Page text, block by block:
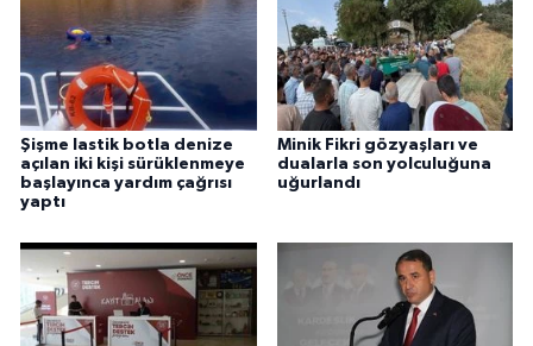
Şişme lastik botla denize
açılan iki kişi sürüklenmeye
başlayınca yardım çağrısı
yaptı
Minik Fikri gözyaşları ve
dualarla son yolculuğuna
uğurlandı